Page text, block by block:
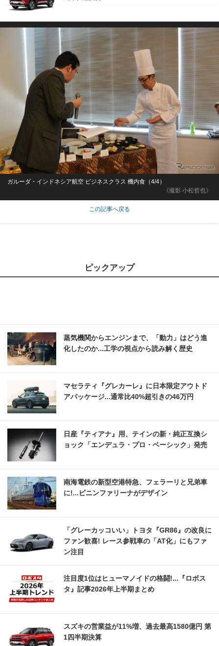
《撮影 小松哲也》
ガルーダ・インドネシア航空 ビジネスクラス 機内食（4/4）
この記事へ戻る
ピックアップ
蒸気機関からエンジンまで、「動力」はどう進
化したのか...工学の視点から読み解く歴史
マセラティ『グレカーレ』に日本限定アウトド
アパッケージ...通常比40%超引きの46万円
日産『ティアナ』用、テインの新・純正互換シ
ョック「エンデュラ・プロ・ベーシック」発売
南海電鉄の新型空港特急、フェラーリと兄弟車
に!...ピニンファリーナがデザイン
「グレーカッコいい」トヨタ『GR86』の改良に
ファン歓喜! レース参戦車の「AT化」にもファ
ン注目
注目度1位はヒューマノイドの格闘!...『ロボス
タ』記事2026年上半期まとめ
スズキの営業益が11%増、過去最高1580億円 第
1四半期決算